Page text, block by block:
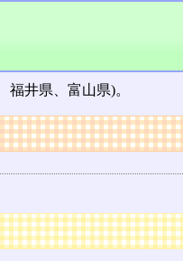
福井県、富山県)。